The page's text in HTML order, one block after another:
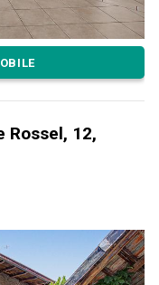
Rossel, 12,